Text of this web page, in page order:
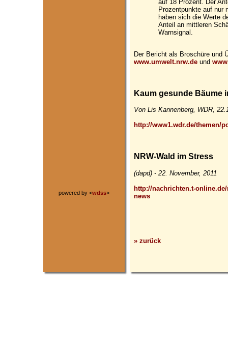
powered by <wdss>
auf 18 Prozent. Der
Prozentpunkte auf nur
haben sich die Werte
Anteil an mittleren
Warnsignal.
Der Bericht als Broschüre und
www.umwelt.nrw.de und
Kaum gesunde Bäume
Von Lis Kannenberg, WDR,
http://www1.wdr.de/themen/
NRW-Wald im Stress
(dapd) - 22. November, 2011
http://nachrichten.t-
news
» zurück